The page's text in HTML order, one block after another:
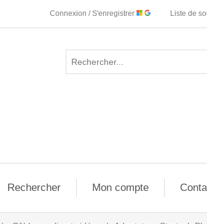
Connexion / S'enregistrer Liste de
Rechercher Mon compte